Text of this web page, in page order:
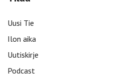
Uusi Tie
Ilon aika
Uutiskirje
Podcast